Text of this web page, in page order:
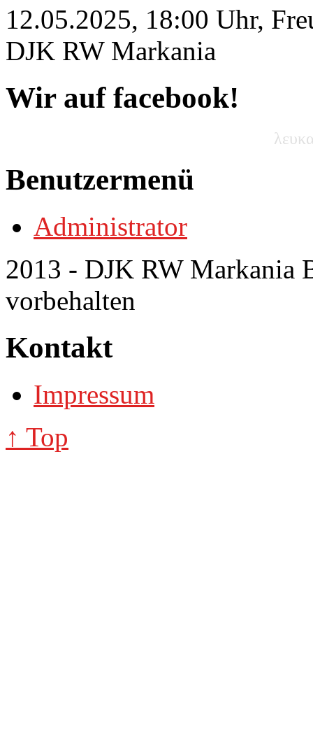
12.05.2025, 18:00 Uhr,
DJK RW Markania
Wir auf facebook!
Benutzermenü
Administrator
2013 - DJK RW Markania
vorbehalten
Kontakt
Impressum
↑ Top